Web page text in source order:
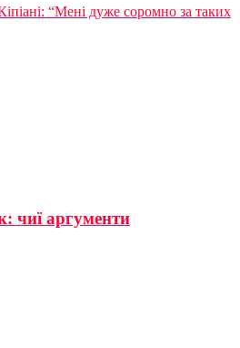
“Мені дуже соромно за таких
чиї аргументи